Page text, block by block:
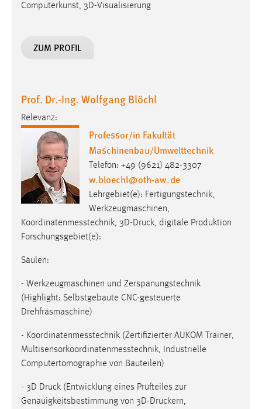
Computerkunst, 3D-Visualisierung
ZUM PROFIL
Prof. Dr.-Ing. Wolfgang Blöchl
Relevanz:
Professor/in Fakultät
Maschinenbau/Umwelttechnik
Telefon: +49 (9621) 482-3307
w.bloechl@oth-aw.de
Lehrgebiet(e): Fertigungstechnik,
Werkzeugmaschinen,
Koordinatenmesstechnik, 3D-Druck, digitale Produktion
Forschungsgebiet(e):
Säulen:
- Werkzeugmaschinen und Zerspanungstechnik
(Highlight: Selbstgebaute CNC-gesteuerte
Drehfräsmaschine)
- Koordinatenmesstechnik (Zertifizierter AUKOM Trainer,
Multisensorkoordinatenmesstechnik, Industrielle
Computertomographie von Bauteilen)
- 3D Druck (Entwicklung eines Prüfteiles zur
Genauigkeitsbestimmung von 3D-Druckern,